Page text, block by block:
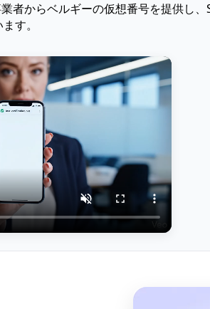
者からベルギーの仮想番号を提供し
す。